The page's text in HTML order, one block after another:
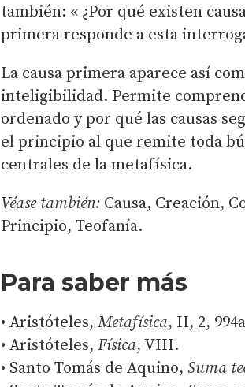
también: « ¿Por qué existen
primera responde a esta
La causa primera aparece así
inteligibilidad. Permite
ordenado y por qué las causas
el principio al que remite toda
centrales de la metafísica.
Véase también: Causa, Creación,
Principio, Teofanía.
Para saber más
• Aristóteles, Metafísica, II, 2,
• Aristóteles, Física, VIII.
• Santo Tomás de Aquino, Suma